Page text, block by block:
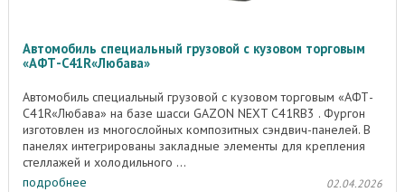
Автомобиль специальный грузовой с кузовом торговым
«АФТ-C41R«Любава»
Автомобиль специальный грузовой с кузовом торговым «АФТ-
C41R«Любава» на базе шасси GAZON NEXT C41RB3 . Фургон
изготовлен из многослойных композитных сэндвич-панелей. В
панелях интегрированы закладные элементы для крепления
стеллажей и холодильного ...
подробнее
02.04.2026